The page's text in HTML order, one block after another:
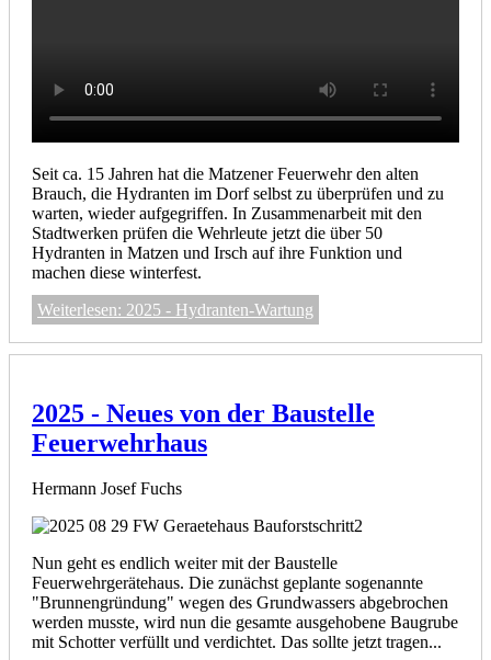
Seit ca. 15 Jahren hat die Matzener Feuerwehr den alten
Brauch, die Hydranten im Dorf selbst zu überprüfen und zu
warten, wieder aufgegriffen. In Zusammenarbeit mit den
Stadtwerken prüfen die Wehrleute jetzt die über 50
Hydranten in Matzen und Irsch auf ihre Funktion und
machen diese winterfest.
Weiterlesen: 2025 - Hydranten-Wartung
2025 - Neues von der Baustelle
Feuerwehrhaus
Hermann Josef Fuchs
Nun geht es endlich weiter mit der Baustelle
Feuerwehrgerätehaus. Die zunächst geplante sogenannte
"Brunnengründung" wegen des Grundwassers abgebrochen
werden musste, wird nun die gesamte ausgehobene Baugrube
mit Schotter verfüllt und verdichtet. Das sollte jetzt tragen...